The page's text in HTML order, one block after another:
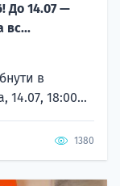
До 14.07 —
вс...
в
14.07, 18:00...
1380